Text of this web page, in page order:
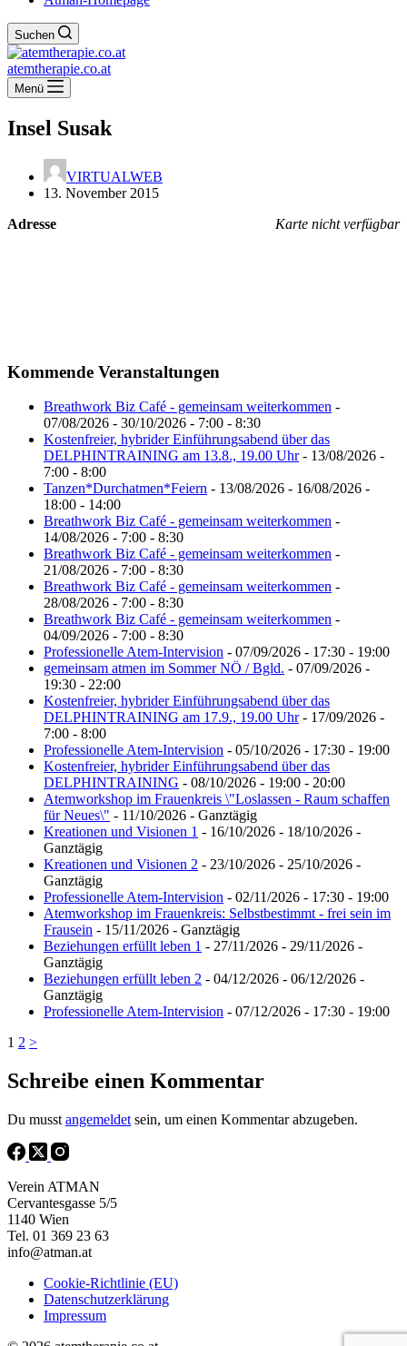
Suchen
atemtherapie.co.at
Menü
Insel Susak
VIRTUALWEB
13. November 2015
Karte nicht verfügbar
Adresse
Kommende Veranstaltungen
Breathwork Biz Café - gemeinsam weiterkommen -
07/08/2026 - 30/10/2026 - 7:00 - 8:30
Kostenfreier, hybrider Einführungsabend über das
DELPHINTRAINING am 13.8., 19.00 Uhr- 13/08/2026 -
7:00 - 8:00
Tanzen*Durchatmen*Feiern - 13/08/2026 - 16/08/2026 -
18:00 - 14:00
Breathwork Biz Café - gemeinsam weiterkommen -
14/08/2026 - 7:00 - 8:30
Breathwork Biz Café - gemeinsam weiterkommen -
21/08/2026 - 7:00 - 8:30
Breathwork Biz Café - gemeinsam weiterkommen -
28/08/2026 - 7:00 - 8:30
Breathwork Biz Café - gemeinsam weiterkommen -
04/09/2026 - 7:00 - 8:30
Professionelle Atem-Intervision - 07/09/2026 - 17:30 - 19:00
gemeinsam atmen im Sommer NÖ / Bgld. - 07/09/2026 -
19:30 - 22:00
Kostenfreier, hybrider Einführungsabend über das
DELPHINTRAINING am 17.9., 19.00 Uhr- 17/09/2026 -
7:00 - 8:00
Professionelle Atem-Intervision - 05/10/2026 - 17:30 - 19:00
Kostenfreier, hybrider Einführungsabend über das
DELPHINTRAINING - 08/10/2026 - 19:00 - 20:00
Atemworkshop im Frauenkreis \"Loslassen - Raum schaffen
für Neues\" - 11/10/2026 - Ganztägig
Kreationen und Visionen 1 - 16/10/2026 - 18/10/2026 -
Ganztägig
Kreationen und Visionen 2 - 23/10/2026 - 25/10/2026 -
Ganztägig
Professionelle Atem-Intervision - 02/11/2026 - 17:30 - 19:00
Atemworkshop im Frauenkreis: Selbstbestimmt - frei sein im
Frausein - 15/11/2026 - Ganztägig
Beziehungen erfüllt leben 1 - 27/11/2026 - 29/11/2026 -
Ganztägig
Beziehungen erfüllt leben 2 - 04/12/2026 - 06/12/2026 -
Ganztägig
Professionelle Atem-Intervision - 07/12/2026 - 17:30 - 19:00
1 2 >
Schreibe einen Kommentar
Du musst angemeldet sein, um einen Kommentar abzugeben.
Verein ATMAN
Cervantesgasse 5/5
1140 Wien
Tel. 01 369 23 63
info@atman.at
Cookie-Richtlinie (EU)
Datenschutzerklärung
Impressum